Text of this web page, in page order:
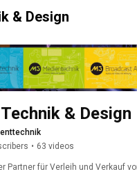
& Design
& Design
• 63 videos
Partner für Verleih und Verkauf